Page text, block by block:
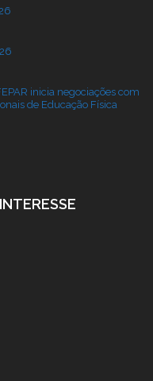
inicia negociações com
de Educação Física